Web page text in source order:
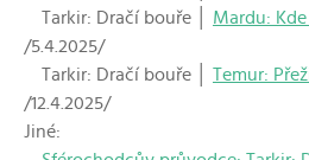
Tarkir: Dračí bouře │ Mardu:
/5.4.2025/
Tarkir: Dračí bouře │ Temur:
/12.4.2025/
Jiné: